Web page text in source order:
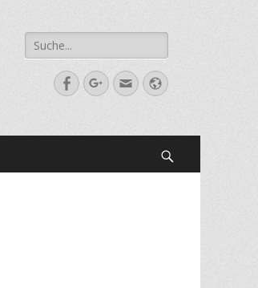
Suche
nach:
FacebookGoogleplus
E-
Mail-
Webseite